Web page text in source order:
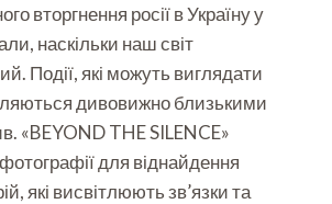
вторгнення росії в Україну у
наскільки наш світ
Події, які можуть виглядати
дивовижно близькими
«BEYOND THE SILENCE»
для віднайдення
які висвітлюють зв’язки та